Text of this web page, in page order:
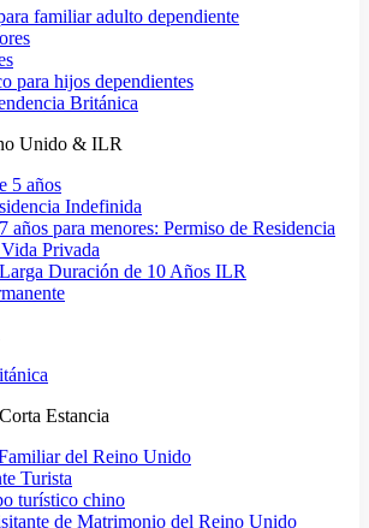
familiar adulto dependiente
para hijos dependientes
Británica
Unido & ILR
5 años
Indefinida
años para menores: Permiso de Residencia
Privada
Duración de 10 Años ILR
Estancia
del Reino Unido
Turista
turístico chino
de Matrimonio del Reino Unido